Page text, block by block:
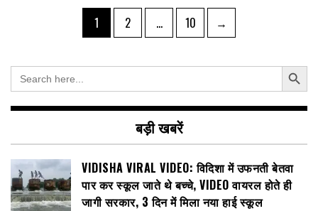
pagination
Page
1 Page
2 … Page
10 →
Search
for:
Search Button
बड़ी खबरें
VIDISHA VIRAL VIDEO: विदिशा में उफनती बेतवा
पार कर स्कूल जाते थे बच्चे, VIDEO वायरल होते ही
जागी सरकार, 3 दिन में मिला नया हाई स्कूल